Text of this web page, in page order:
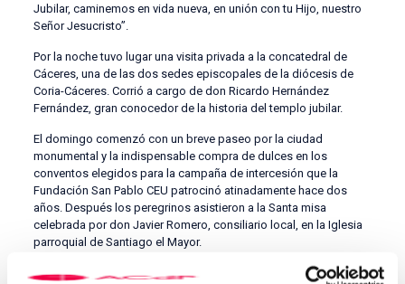
Jubilar, caminemos en vida nueva, en unión con tu Hijo, nuestro
Señor Jesucristo”.
Por la noche tuvo lugar una visita privada a la concatedral de
Cáceres, una de las dos sedes episcopales de la diócesis de
Coria-Cáceres. Corrió a cargo de don Ricardo Hernández
Fernández, gran conocedor de la historia del templo jubilar.
El domingo comenzó con un breve paseo por la ciudad
monumental y la indispensable compra de dulces en los
conventos elegidos para la campaña de intercesión que la
Fundación San Pablo CEU patrocinó atinadamente hace dos
años. Después los peregrinos asistieron a la Santa misa
celebrada por don Javier Romero, consiliario local, en la Iglesia
parroquial de Santiago el Mayor.
Concluyó así esta triple peregrinación que une a los